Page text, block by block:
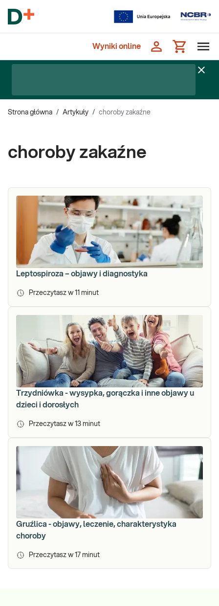
Wyniki online
Strona główna / Artykuły / choroby zakaźne
choroby zakaźne
Leptospiroza – objawy i diagnostyka
Przeczytasz w 11 minut
Trzydniówka - wysypka, gorączka i inne objawy u
dzieci i dorosłych
Przeczytasz w 13 minut
Gruźlica - objawy, leczenie, charakterystyka
choroby
Przeczytasz w 17 minut